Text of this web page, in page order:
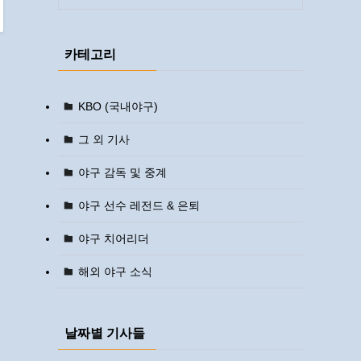
카테고리
KBO (국내야구)
그 외 기사
야구 감독 및 중계
야구 선수 레전드 & 은퇴
야구 치어리더
해외 야구 소식
날짜별 기사들